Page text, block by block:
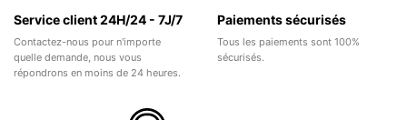
Service client 24H/24 - 7J/7
Contactez-nous pour n'importe
quelle demande, nous vous
répondrons en moins de 24 heures.
Paiements sécurisés
Tous les paiements sont 100%
sécurisés.